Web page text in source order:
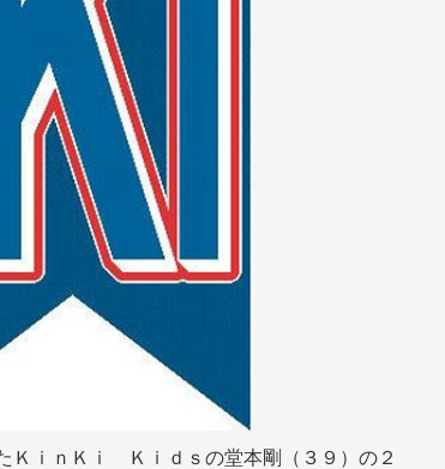
ＫｉｎＫｉ Ｋｉｄｓの堂本剛（３９）の２